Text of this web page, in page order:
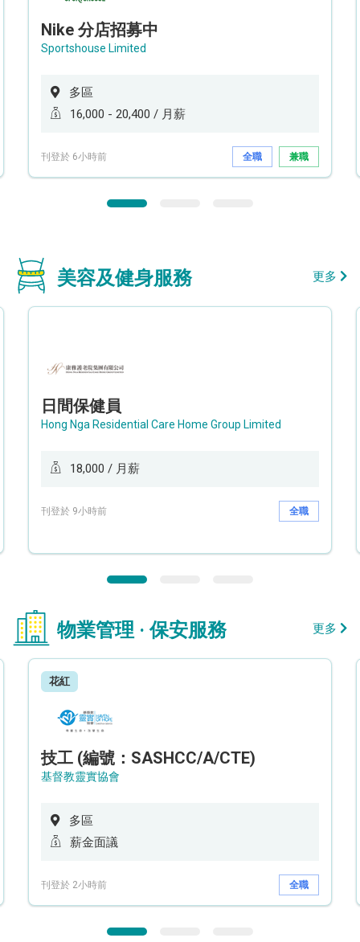
Nike 分店招募中
Sportshouse Limited
多區
16,000 - 20,400 / 月薪
刊登於 6小時前 全職 兼職
美容及健身服務 更多
日間保健員
Hong Nga Residential Care Home Group Limited
18,000 / 月薪
刊登於 9小時前 全職
物業管理 · 保安服務 更多
花紅
技工 (編號：SASHCC/A/CTE)
基督教靈實協會
多區
薪金面議
刊登於 2小時前 全職